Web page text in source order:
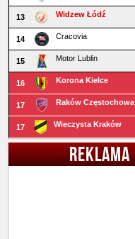
13 Widzew Łódź
14 Cracovia
15 Motor Lublin
16 Korona Kielce
17 Raków Częstochowa
17 Wieczysta Kraków
REKLAMA